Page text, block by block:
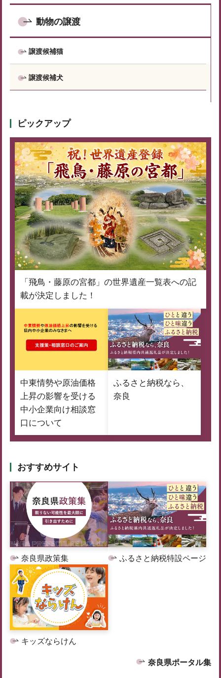
動物の譲渡
譲渡候補猫
譲渡候補犬
ピックアップ
「飛鳥・藤原の宮都」の世界遺産一覧表への記
載が決定しました！
中東情勢や原油価格
上昇の影響を受ける
中小企業向け相談窓
口について
ふるさと納税なら、
奈良
おすすめサイト
奈良県政策集 ふるさと納税特設ページ
キッズならけん
奈良県ポータル集